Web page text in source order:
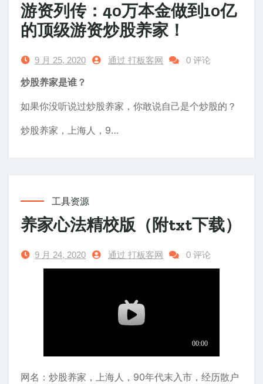
游资列传：40万本金做到10亿
的顶级游资炒股养家！
9 月 25, 2020 通过 打板客网 0 评论
炒股养家是谁？
如果你没听说过炒股养家，你敢说自己是个炒股的？
炒股养家，上海人，9…
工具资源
养家心法精校版（附txt下载）
9 月 24, 2020 通过 打板客网 0 评论
网名：炒股养家，上海人，90年代末入市，经历散户